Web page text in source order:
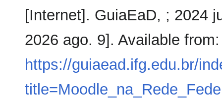
[Internet]. GuiaEaD, ; 2024
2026 ago. 9]. Available from:
https://guiaead.ifg.edu.br/